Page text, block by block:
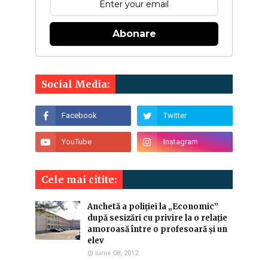
Abonare
Social Media:
Cele mai citite:
Anchetă a poliției la „Economic”
după sesizări cu privire la o relație
amoroasă între o profesoară și un
elev
Iunie 08, 2012